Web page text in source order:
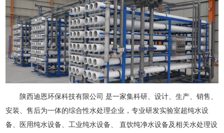
陕西迪恩环保科技有限公司 是一家集科研、设计、生产、销售、
安装、售后为一体的综合性水处理企业，专业研发实验室超纯水设
备、医用纯水设备、工业纯水设备、 直饮纯净水设备及相关水处理设